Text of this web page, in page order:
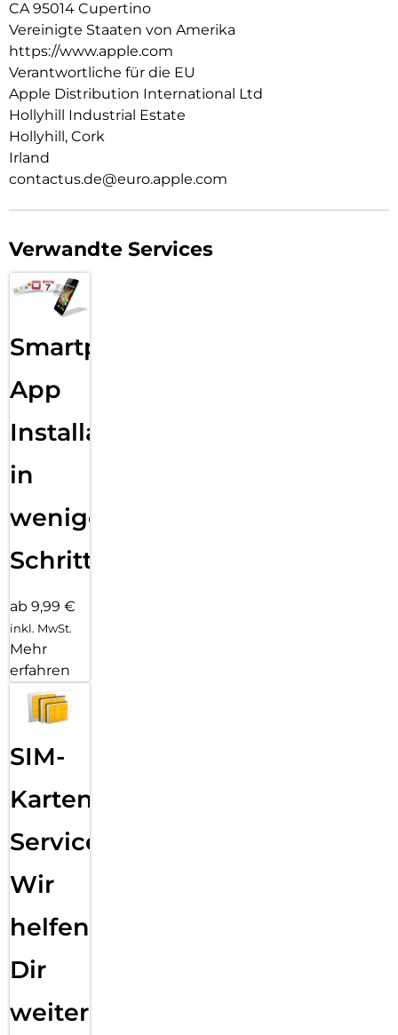
Mit integrierten Magneten, die sich perfekt am iPhone 16 Pro
ausrichten, hält das Case ganz einfach und sorgt für
schnelleres kabelloses Laden. Lass dein iPhone beim Laden
einfach im Case und docke dein MagSafe Ladegerät an oder
leg es auf dein Qi2 oder Qi zertifiziertes Ladegerät.
Wie jedes von Apple entwickelte Case durchläuft es im Laufe
des Design und Fertigungsprozesses Tausende von
Teststunden. Deshalb sieht es nicht nur großartig aus,
sondern ist auch dafür gemacht, dein iPhone vor Kratzern
und bei Stürzen zu schützen.
CA 95014 Cupertino
Vereinigte Staaten von Amerika
https://www.apple.com
Verantwortliche für die EU
Apple Distribution International Ltd
Hollyhill Industrial Estate
Hollyhill, Cork
Irland
contactus.de@euro.apple.com
Verwandte Services
Smartphone
App
Installation
in
wenigen
Schritten
ab 9,99 €
inkl. MwSt.
Mehr
erfahren
SIM-
Karten
Service:
Wir
helfen
Dir
weiter